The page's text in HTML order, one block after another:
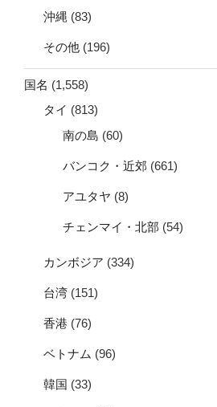
沖縄 (83)
その他 (196)
国名 (1,558)
タイ (813)
南の島 (60)
バンコク・近郊 (661)
アユタヤ (8)
チェンマイ・北部 (54)
カンボジア (334)
台湾 (151)
香港 (76)
ベトナム (96)
韓国 (33)